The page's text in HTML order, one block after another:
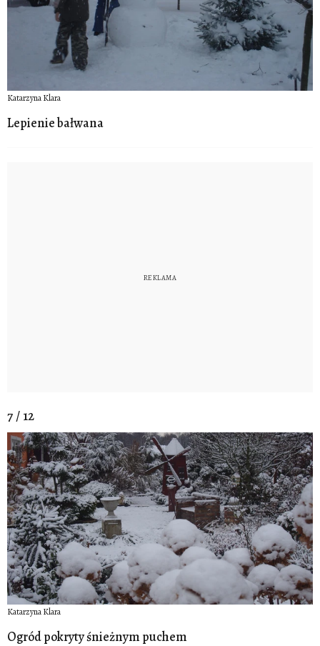
Katarzyna Klara
Lepienie bałwana
7 / 12
Katarzyna Klara
Ogród pokryty śnieżnym puchem